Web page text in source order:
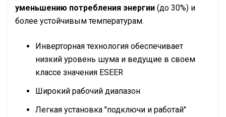
уменьшению потребления энергии (до 30%) и
более устойчивым температурам.
Инверторная технология обеспечивает
низкий уровень шума и ведущие в своем
классе значения ESEER
Широкий рабочий диапазон
Легкая установка "подключи и работай"